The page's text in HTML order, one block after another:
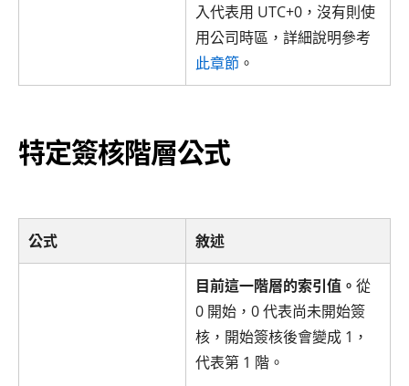
入代表用 UTC+0，沒有則使
用公司時區，詳細說明參考
此章節 。
特定簽核階層公式
公式 敘述
目前這一階層的索引值。 從
0 開始，0 代表尚未開始簽
核，開始簽核後會變成 1，
代表第 1 階。